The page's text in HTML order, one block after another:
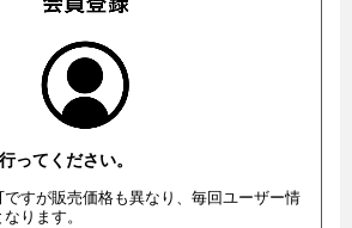
ってください。
すが販売価格も異なり、毎回ユーザー情
ります。